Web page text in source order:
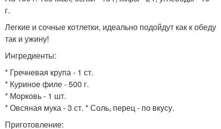
г.
Легкие и сочные котлетки, идеально подойдут как к обеду
так и ужину!
Ингредиенты:
* Гречневая крупа - 1 ст.
* Куриное филе - 500 г.
* Морковь - 1 шт.
* Овсяная мука - 3 ст. * Соль, перец - по вкусу.
Приготовление: